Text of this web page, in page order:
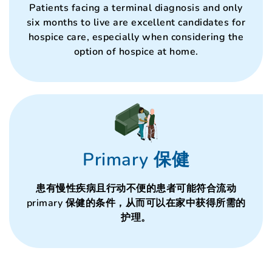
Patients facing a terminal diagnosis and only
six months to live are excellent candidates for
hospice care, especially when considering the
option of hospice at home.
Primary 保健
患有慢性疾病且行动不便的患者可能符合流动
primary 保健的条件，从而可以在家中获得所需的
护理。